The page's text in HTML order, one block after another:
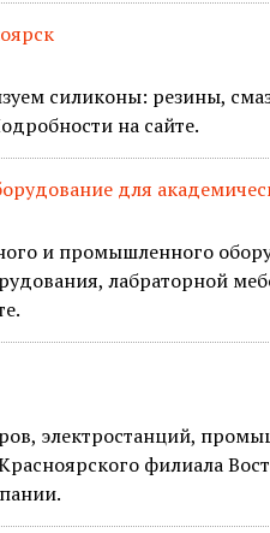
силиконы: резины,
на сайте.
для
и промышленного
лабраторной
электростанций,
филиала